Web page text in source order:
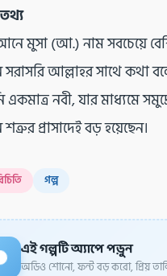
মুসা (আ.) নাম সবচেয়ে
সরাসরি আল্লাহর সাথে কথা
একমাত্র নবী, যার মাধ্যমে
শত্রুর প্রাসাদেই বড় হয়েছেন।
গল্প
এই গল্পটি অ্যাপে পড়ুন
অডিও শোনো, ফন্ট বড় করো, প্রিয়